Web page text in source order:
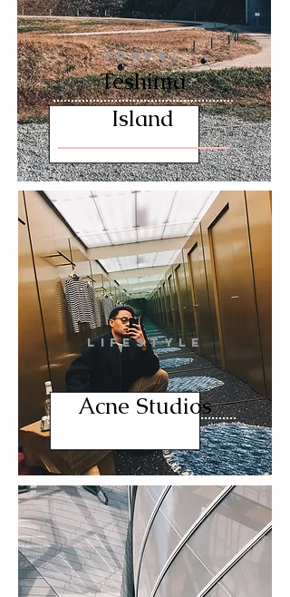
TRAVEL
Teshima
Island
LIFESTYLE
Acne Studios